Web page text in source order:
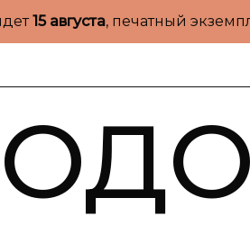
15 августа, печатный